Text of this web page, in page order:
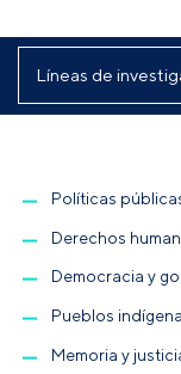
Políticas
Derechos
Democracia y
Pueblos
Memoria y